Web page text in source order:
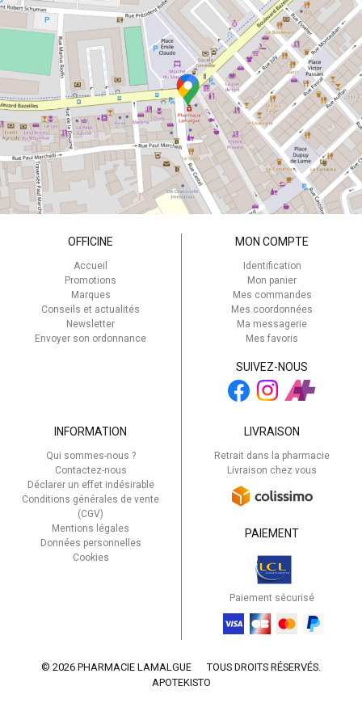
s'inscrit dans une démarche de proximité pour une
meilleure prise en charge de la santé bucco-dentaire.
Ensemble pour un avenir souriant : Avec ELGYDIUM,
imaginez les produits de demain et restez complices de vos
sourires. Rejoignez une marque qui place votre bien-être au
cœur de ses préoccupations, jour après jour.
OFFICINE
Accueil
Promotions
Marques
Conseils et actualités
Newsletter
Envoyer son ordonnance
MON COMPTE
Identification
Mon panier
Mes commandes
Mes coordonnées
Ma messagerie
Mes favoris
SUIVEZ-NOUS
INFORMATION
Qui sommes-nous ?
Contactez-nous
Déclarer un effet indésirable
Conditions générales de vente
(CGV)
Mentions légales
Données personnelles
Cookies
LIVRAISON
Retrait dans la pharmacie
Livraison chez vous
PAIEMENT
Paiement sécurisé
© 2026 PHARMACIE LAMALGUE
TOUS DROITS RÉSERVÉS.
APOTEKISTO